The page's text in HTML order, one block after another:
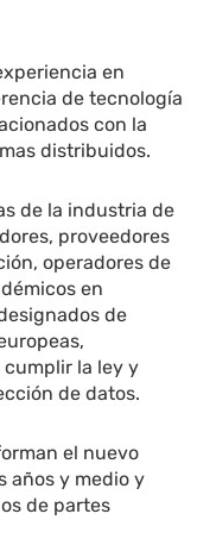
en
de tecnología
con la
distribuidos.
de la industria de
proveedores
operadores de
en
de
la ley y
de datos.
el nuevo
años y medio y
de partes